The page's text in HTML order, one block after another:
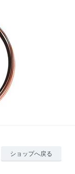
ショップへ戻る